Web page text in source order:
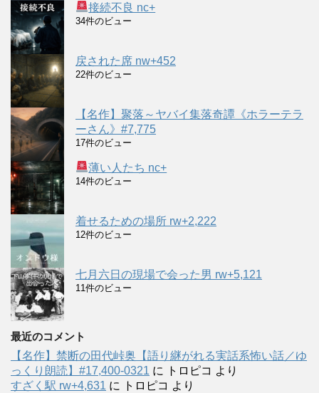
接続不良 nc+
34件のビュー
戻された席 nw+452
22件のビュー
【名作】聚落～ヤバイ集落奇譚《ホラーテラ
ーさん》#7,775
17件のビュー
薄い人たち nc+
14件のビュー
着せるための場所 rw+2,222
12件のビュー
七月六日の現場で会った男 rw+5,121
11件のビュー
最近のコメント
【名作】禁断の田代峠奥【語り継がれる実話系怖い話／ゆ
っくり朗読】#17,400-0321 に トロピコ より
すざく駅 rw+4,631 に トロピコ より